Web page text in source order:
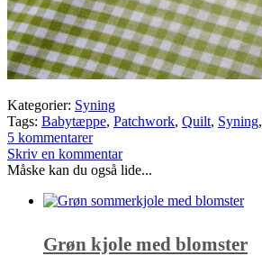
Kategorier: Syning
Tags: Babytæppe, Patchwork, Quilt, Syning,
5 kommentarer
Skriv en kommentar
Måske kan du også lide...
Grøn kjole med blomster